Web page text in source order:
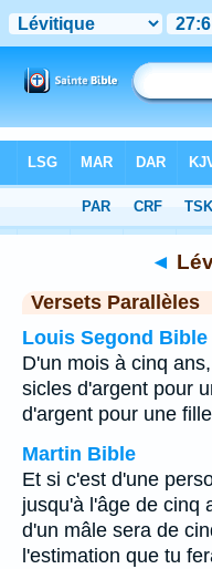
Chapitre 27 > Verset 6
◄
Versets Parallèles
Louis Segond Bible
D'un mois à cinq
sicles d'argent pour
d'argent pour une
Martin Bible
Et si c'est d'une
jusqu'à l'âge de cinq
d'un mâle sera de
l'estimation que tu